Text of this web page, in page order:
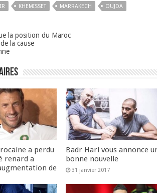
KHEMISSET MARRAKECH OUJDA
la position du Maroc
la cause
a perdu
renard a
de
Badr Hari vous annonce
bonne nouvelle
31 janvier 2017